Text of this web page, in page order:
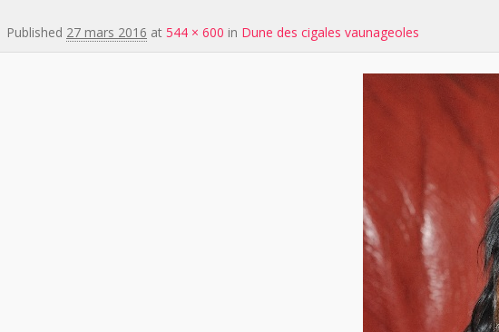
Published 27 mars 2016 at 544 × 600 in Dune des cigales vaunageoles